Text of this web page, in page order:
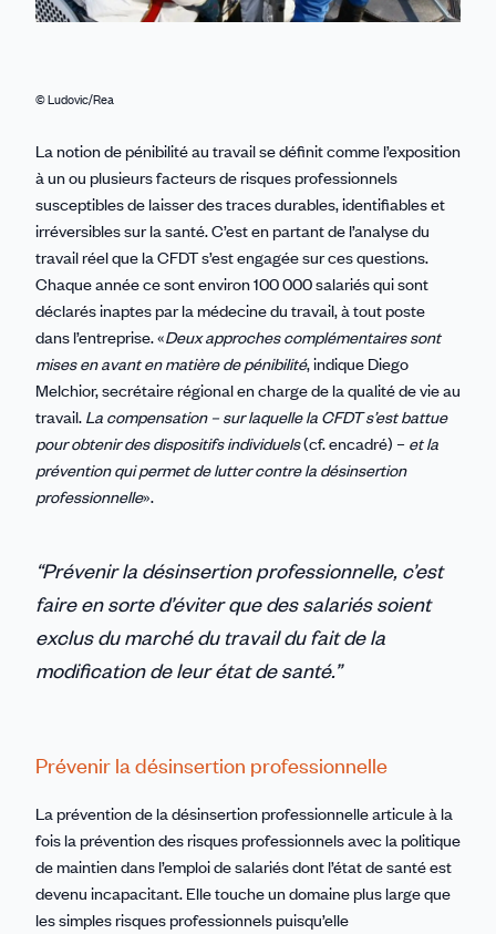
© Ludovic/Rea
La notion de pénibilité au travail se définit comme l’exposition
à un ou plusieurs facteurs de risques professionnels
susceptibles de laisser des traces durables, identifiables et
irréversibles sur la santé. C’est en partant de l’analyse du
travail réel que la CFDT s’est engagée sur ces questions.
Chaque année ce sont environ 100 000 salariés qui sont
déclarés inaptes par la médecine du travail, à tout poste
dans l’entreprise. «Deux approches complémentaires sont
mises en avant en matière de pénibilité, indique Diego
Melchior, secrétaire régional en charge de la qualité de vie au
travail. La compensation – sur laquelle la CFDT s’est battue
pour obtenir des dispositifs individuels(cf. encadré) – et la
prévention qui permet de lutter contre la désinsertion
professionnelle».
“Prévenir la désinsertion professionnelle, c’est
faire en sorte d’éviter que des salariés soient
exclus du marché du travail du fait de la
modification de leur état de santé.”
Prévenir la désinsertion professionnelle
La prévention de la désinsertion professionnelle articule à la
fois la prévention des risques professionnels avec la politique
de maintien dans l’emploi de salariés dont l’état de santé est
devenu incapacitant. Elle touche un domaine plus large que
les simples risques professionnels puisqu’elle